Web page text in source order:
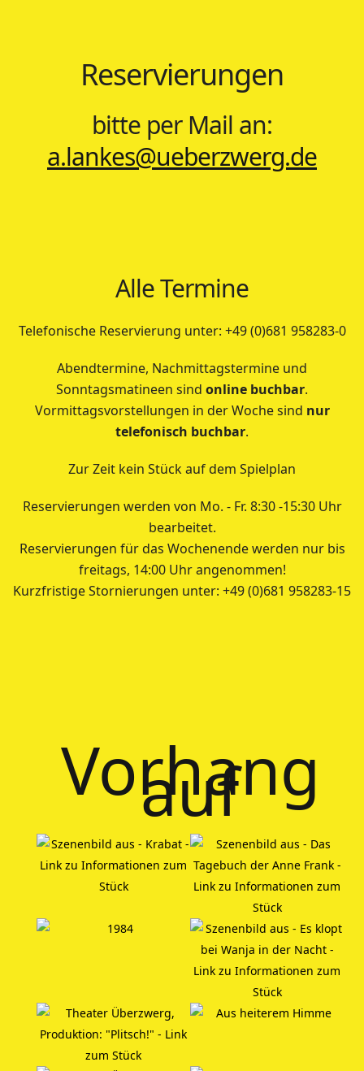
Reservierungen
bitte per Mail an:
a.lankes@ueberzwerg.de
Alle Termine
Telefonische Reservierung unter: +49 (0)681 958283-0
Abendtermine, Nachmittagstermine und
Sonntagsmatineen sind online buchbar.
Vormittagsvorstellungen in der Woche sind nur
telefonisch buchbar.
Zur Zeit kein Stück auf dem Spielplan
Reservierungen werden von Mo. - Fr. 8:30 -15:30 Uhr
bearbeitet.
Reservierungen für das Wochenende werden nur bis
freitags, 14:00 Uhr angenommen!
Kurzfristige Stornierungen unter: +49 (0)681 958283-15
Vorhang
auf